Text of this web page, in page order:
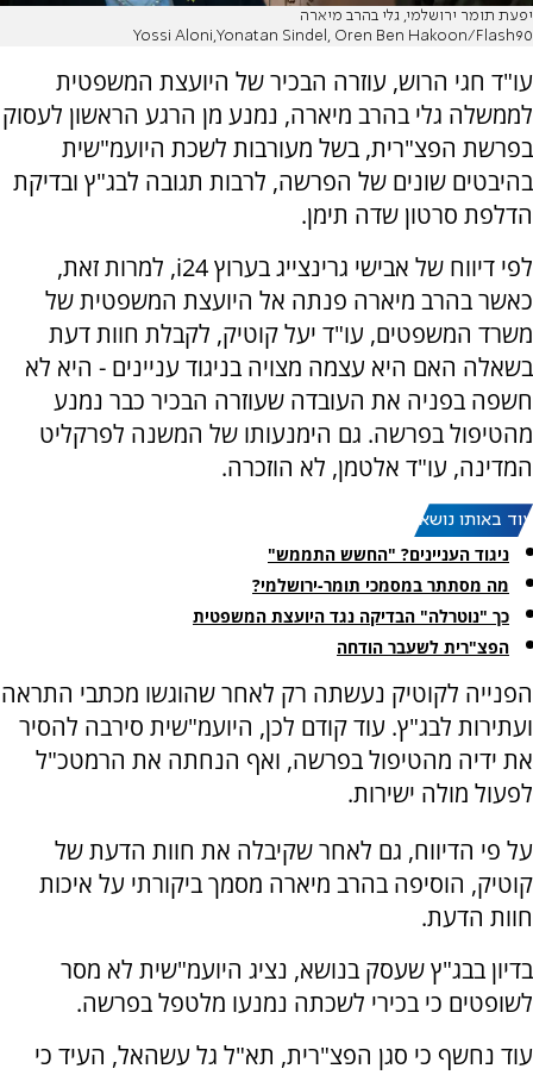
יפעת תומר ירושלמי, גלי בהרב מיארה
Yossi Aloni,Yonatan Sindel, Oren Ben Hakoon/Flash90
עו"ד חגי הרוש, עוזרה הבכיר של היועצת המשפטית
לממשלה גלי בהרב מיארה, נמנע מן הרגע הראשון לעסוק
בפרשת הפצ"רית, בשל מעורבות לשכת היועמ"שית
בהיבטים שונים של הפרשה, לרבות תגובה לבג"ץ ובדיקת
הדלפת סרטון שדה תימן.
לפי דיווח של אבישי גרינצייג בערוץ i24, למרות זאת,
כאשר בהרב מיארה פנתה אל היועצת המשפטית של
משרד המשפטים, עו"ד יעל קוטיק, לקבלת חוות דעת
בשאלה האם היא עצמה מצויה בניגוד עניינים - היא לא
חשפה בפניה את העובדה שעוזרה הבכיר כבר נמנע
מהטיפול בפרשה. גם הימנעותו של המשנה לפרקליט
המדינה, עו"ד אלטמן, לא הוזכרה.
עוד באותו נושא:
ניגוד העניינים? "החשש התממש"
מה מסתתר במסמכי תומר-ירושלמי?
כך "נוטרלה" הבדיקה נגד היועצת המשפטית
הפצ"רית לשעבר הודחה
הפנייה לקוטיק נעשתה רק לאחר שהוגשו מכתבי התראה
ועתירות לבג"ץ. עוד קודם לכן, היועמ"שית סירבה להסיר
את ידיה מהטיפול בפרשה, ואף הנחתה את הרמטכ"ל
לפעול מולה ישירות.
על פי הדיווח, גם לאחר שקיבלה את חוות הדעת של
קוטיק, הוסיפה בהרב מיארה מסמך ביקורתי על איכות
חוות הדעת.
בדיון בבג"ץ שעסק בנושא, נציג היועמ"שית לא מסר
לשופטים כי בכירי לשכתה נמנעו מלטפל בפרשה.
עוד נחשף כי סגן הפצ"רית, תא"ל גל עשהאל, העיד כי